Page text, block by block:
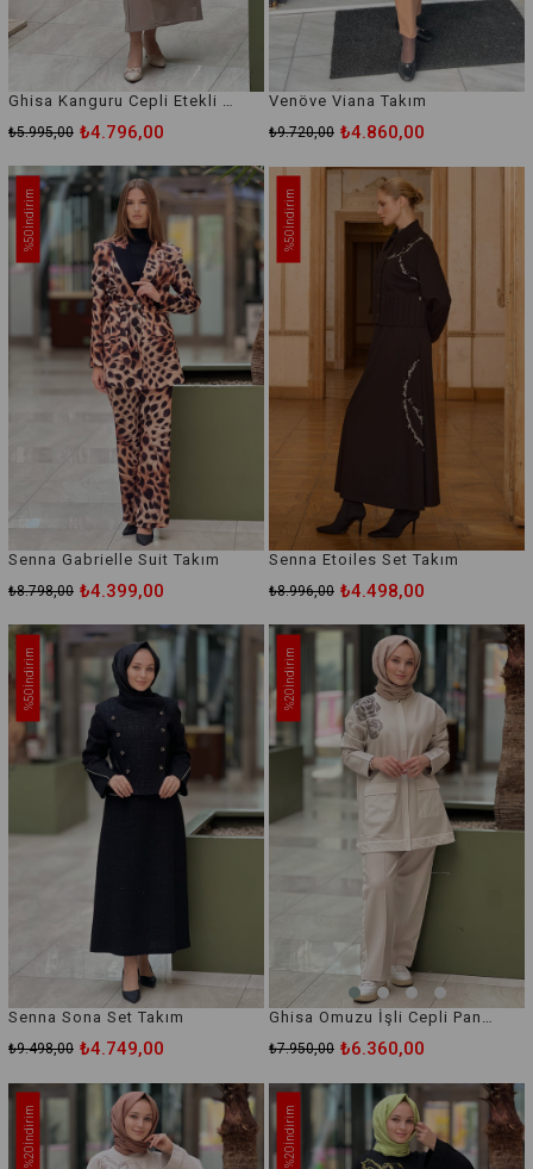
Ghisa Kanguru Cepli Etekli Takım
₺4.796,00
₺5.995,00
Venöve Viana Takım
₺4.860,00
₺9.720,00
Senna Gabrielle Suit Takım
₺4.399,00
₺8.798,00
%50
İndirim
Senna Etoiles Set Takım
₺4.498,00
₺8.996,00
%50
İndirim
Senna Sona Set Takım
₺4.749,00
₺9.498,00
%50
İndirim
Ghisa Omuzu İşli Cepli Pantolonlu Takım
₺6.360,00
₺7.950,00
%20
İndirim
%20
İndirim
%20
İndirim